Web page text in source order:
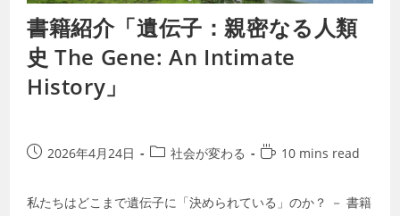
書籍紹介「遺伝子：親密なる人類
史 The Gene: An Intimate
History」
2026年4月24日 社会が変わる 10 mins read
私たちはどこまで遺伝子に「決められている」のか？ － 書籍